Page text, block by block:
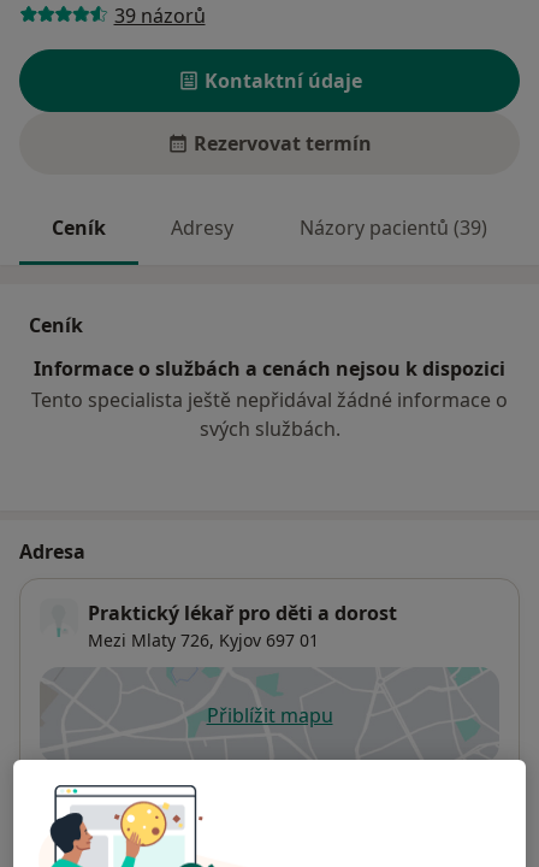
39 názorů
Kontaktní údaje
Rezervovat termín
Ceník Adresy Názory pacientů (39)
Ceník
Informace o službách a cenách nejsou k dispozici
Tento specialista ještě nepřidával žádné informace o
svých službách.
Adresa
Praktický lékař pro děti a dorost
Mezi Mlaty 726, Kyjov 697 01
Přiblížit mapuse otevře v nové záložce
Dostupnost
Na této adrese online kalendář není aktivní
Co mám v takové situaci udělat?